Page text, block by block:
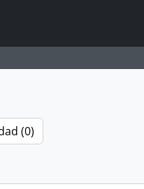
(0)